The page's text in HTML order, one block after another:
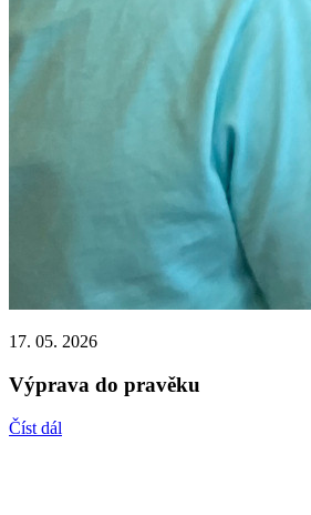
17. 05. 2026
Výprava do pravěku
Číst dál